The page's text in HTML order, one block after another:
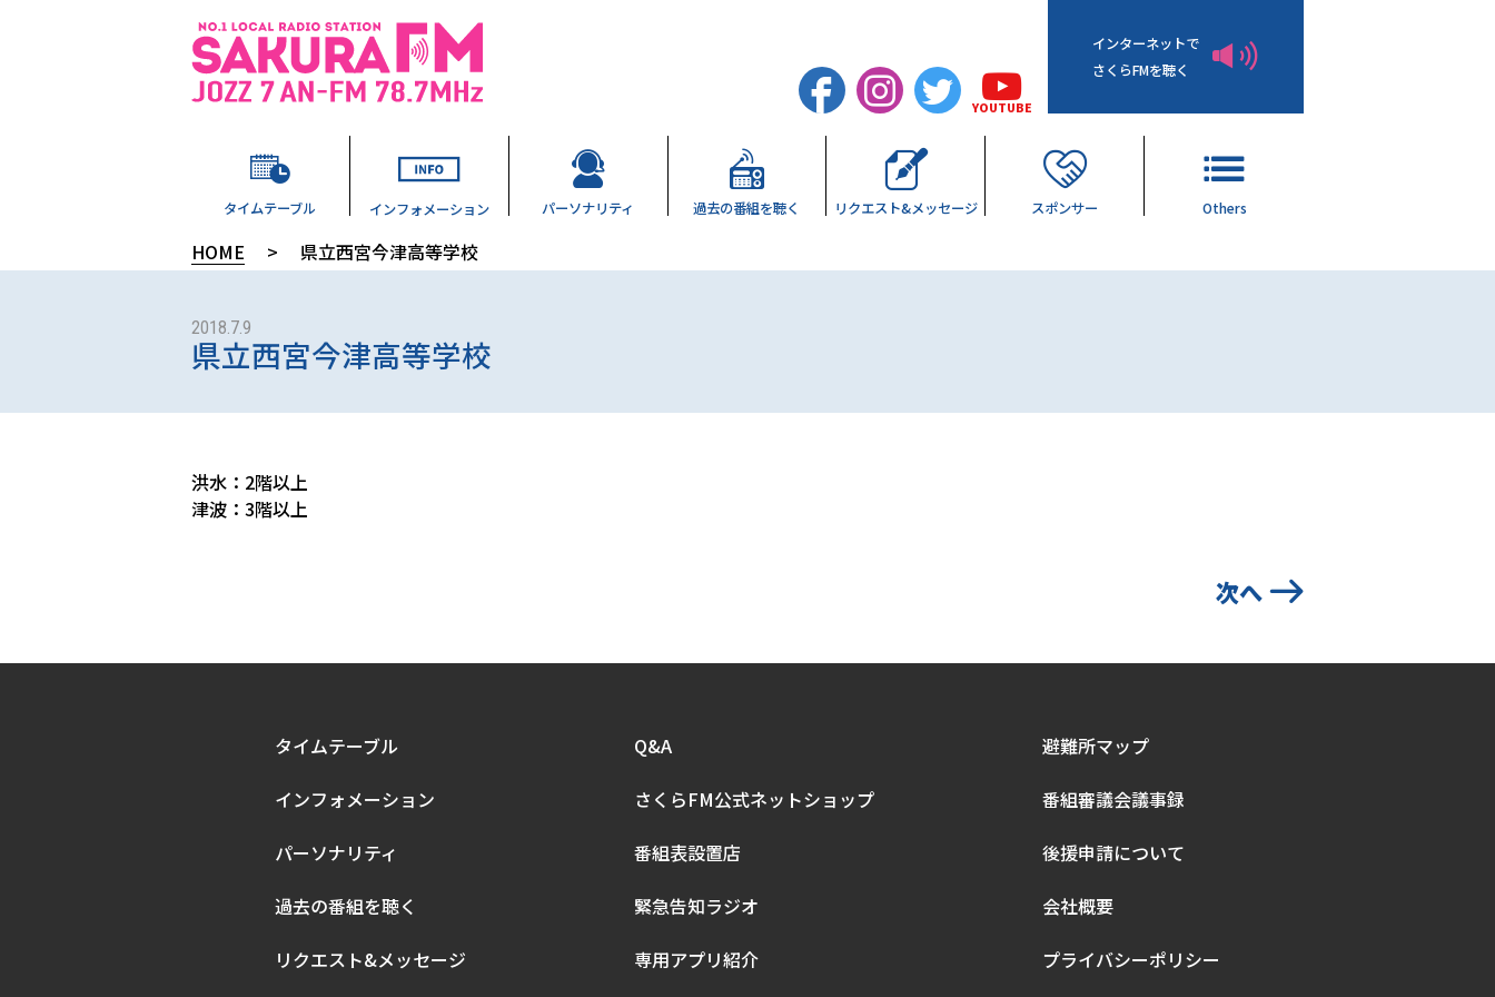
YOUTUBE
インターネットで
さくらFMを聴く
タイムテーブル インフォメーション パーソナリティ 過去の番組を聴く リクエスト&メッセージ スポンサー Others
HOME > 県立西宮今津高等学校
2018.7.9
県立西宮今津高等学校
洪水：2階以上
津波：3階以上
次へ
タイムテーブル
インフォメーション
パーソナリティ
過去の番組を聴く
リクエスト&メッセージ
Q&A
さくらFM公式ネットショップ
番組表設置店
緊急告知ラジオ
専用アプリ紹介
避難所マップ
番組審議会議事録
後援申請について
会社概要
プライバシーポリシー